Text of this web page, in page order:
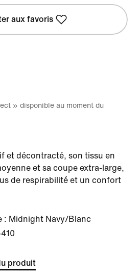
aux favoris
» disponible au moment du
et décontracté, son tissu en
et sa coupe extra-large,
de respirabilité et un confort
: Midnight Navy/Blanc
produit